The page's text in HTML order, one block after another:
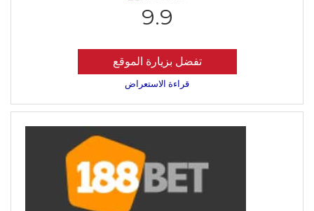
9.9
تفضل بزيارة الموقع
قراءة الاستعراض